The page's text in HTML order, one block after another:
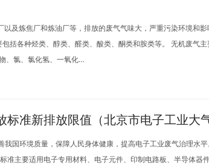
及炼焦厂和炼油厂等，排放的废气气味大，严重污染环境和
括各种烃类、醇类、醛类、酸类、酮类和胺类等。 无机废气
、氯、氯化氢、一氧化…
标准新排放限值（北京市电子工业大
我国环境质量，保障人民身体健康，提高电子工业废气治理水
主要适用电子专用材料、电子元件、印制电路板、半导体器